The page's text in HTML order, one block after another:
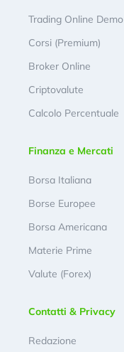
Trading Online Demo
Corsi (Premium)
Broker Online
Criptovalute
Calcolo Percentuale
Finanza e Mercati
Borsa Italiana
Borse Europee
Borsa Americana
Materie Prime
Valute (Forex)
Contatti & Privacy
Redazione